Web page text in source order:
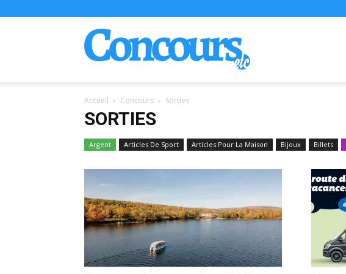
Accueil Concours Sorties
SORTIES
Argent Articles De Sport Articles Pour La Maison Bijoux Billets